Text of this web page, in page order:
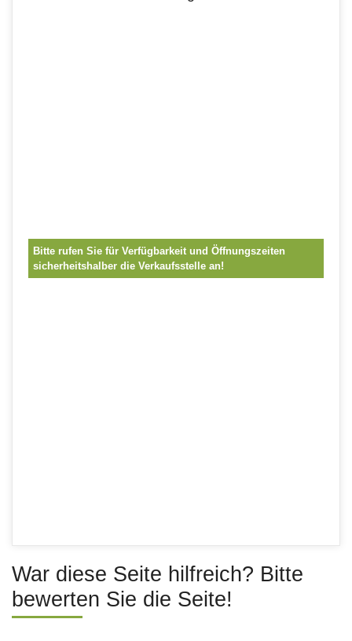
Bitte rufen Sie für Verfügbarkeit und Öffnungszeiten
sicherheitshalber die Verkaufsstelle an!
War diese Seite hilfreich? Bitte
bewerten Sie die Seite!